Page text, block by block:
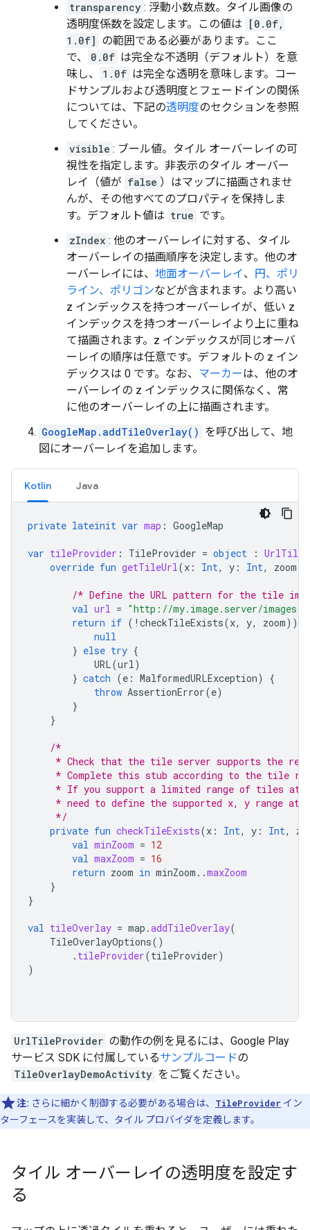
transparency : 浮動小数点数。タイル画像の
透明度係数を設定します。この値は
[0.0f,
1.0f]
の範囲である必要があります。ここ
で、
0.0f は完全な不透明（デフォルト）を意
味し、
1.0f は完全な透明を意味します。コー
ドサンプルおよび透明度とフェードインの関係
については、下記の透明度のセクションを参照
してください。
visible : ブール値。タイル オーバーレイの可
視性を指定します。非表示のタイル オーバー
レイ（値が false ）はマップに描画されませ
んが、その他すべてのプロパティを保持しま
す。デフォルト値は true です。
zIndex : 他のオーバーレイに対する、タイル
オーバーレイの描画順序を決定します。他のオ
ーバーレイには、 地面オーバーレイ、
円、ポリ
ライン、ポリゴンなどが含まれます。より高い
z インデックスを持つオーバーレイが、低い z
インデックスを持つオーバーレイより上に重ね
て描画されます。z インデックスが同じオーバ
ーレイの順序は任意です。デフォルトの z イン
デックスは 0 です。なお、 マーカーは、他のオ
ーバーレイの z インデックスに関係なく、常
に他のオーバーレイの上に描画されます。
GoogleMap.addTileOverlay() を呼び出して、地
図にオーバーレイを追加します。
Kotlin Java
private lateinit var map : GoogleMap
var tileProvider : TileProvider = object :
override fun getTileUrl(x : Int, y : Int, zoom
/* Define the URL pattern for the tile
val url = "http://my.image.server/images/
return if ( ! checkTileExists(x, y, zoom))
null
} else try {
URL(url)
} catch (e : MalformedURLException)
{
throw AssertionError(e)
}
}
/*
* Check that the tile server supports the
* Complete this stub according to the tile
* If you support a limited range of tiles at
* need to define the supported x, y range at
     */
private fun checkTileExists(x : Int, y : Int,
val minZoom = 12
val maxZoom = 16
return zoom in minZoom ..maxZoom
}
}
val tileOverlay = map .addTileOverlay(
TileOverlayOptions()
. tileProvider(tileProvider)
)
UrlTileProvider の動作の例を見るには、Google Play
サービス SDK に付属しているサンプルコードの
TileOverlayDemoActivity をご覧ください。
注: さらに細かく制御する必要がある場合は、 TileProvider イン
ターフェースを実装して、タイル プロバイダを定義します。
タイル オーバーレイの透明度を設定す
る